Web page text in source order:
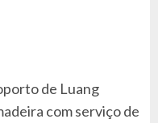
de Luang
com serviço de